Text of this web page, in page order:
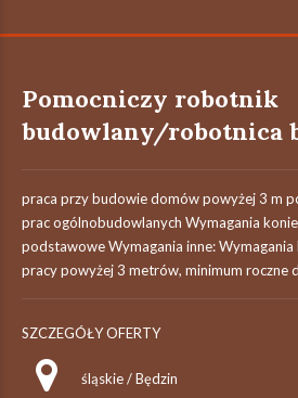
Pomocniczy robotnik
budowlany/robotnica
praca przy budowie domów powyżej 3 m
prac ogólnobudowlanych Wymagania
podstawowe Wymagania inne: Wymagania
pracy powyżej 3 metrów, minimum roczne
SZCZEGÓŁY OFERTY
śląskie / Będzin